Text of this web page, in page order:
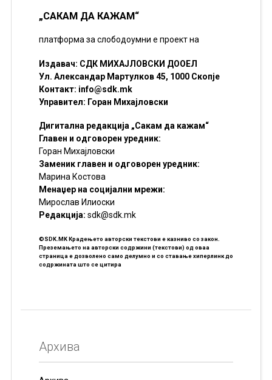
„САКАМ ДА КАЖАМ“
платформа за слободоумни е проект на
Издавач: СДК МИХАЈЛОВСКИ ДООЕЛ
Ул. Александар Мартулков 45, 1000 Скопје
Контакт: info@sdk.mk
Управител: Горан Михајловски
Дигитална редакција „Сакам да кажам“
Главен и одговорен уредник:
Горан Михајловски
Заменик главен и одговорен уредник:
Марина Костова
Менаџер на социјални мрежи:
Мирослав Илиоски
Редакцијa: sdk@sdk.mk
©SDK.MK Крадењето авторски текстови е казниво со закон.
Преземањето на авторски содржини (текстови) од оваа
страница е дозволено само делумно и со ставање хиперлинк до
содржината што се цитира
Архива